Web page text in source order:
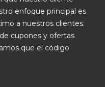
enfoque principal es
a nuestros clientes.
cupones y ofertas
que el código